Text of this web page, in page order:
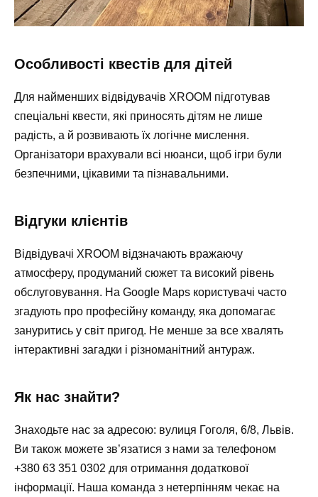
Особливості квестів для дітей
Для найменших відвідувачів XROOM підготував
спеціальні квести, які приносять дітям не лише
радість, а й розвивають їх логічне мислення.
Організатори врахували всі нюанси, щоб ігри були
безпечними, цікавими та пізнавальними.
Відгуки клієнтів
Відвідувачі XROOM відзначають вражаючу
атмосферу, продуманий сюжет та високий рівень
обслуговування. На Google Maps користувачі часто
згадують про професійну команду, яка допомагає
зануритись у світ пригод. Не менше за все хвалять
інтерактивні загадки і різноманітний антураж.
Як нас знайти?
Знаходьте нас за адресою: вулиця Гоголя, 6/8, Львів.
Ви також можете зв’язатися з нами за телефоном
+380 63 351 0302 для отримання додаткової
інформації. Наша команда з нетерпінням чекає на